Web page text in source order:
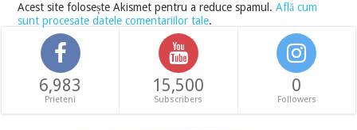
Acest site folosește Akismet pentru a reduce spamul.Află cum
sunt procesate datele comentariilor tale.
6,983
Prieteni
15,500
Subscribers
0
Followers